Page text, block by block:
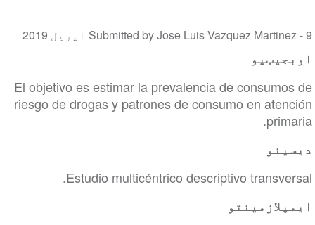
Submitted by Jose Luis Vazquez Martinez -9 اپریل 2019
اوبجیټیو
El objetivo es estimar la prevalencia de consumos de
riesgo de drogas y patrones de consumo en atención
primaria.
دیسینو
Estudio multicéntrico descriptivo transversal.
ایمپلازمینتو